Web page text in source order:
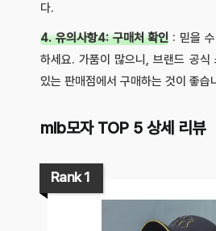
다.
4. 유의사항4: 구매처 확인 : 믿을
하세요. 가품이 많으니, 브랜드 공식
있는 판매점에서 구매하는 것이 좋습
mlb모자 TOP 5 상세 리뷰
Rank 1